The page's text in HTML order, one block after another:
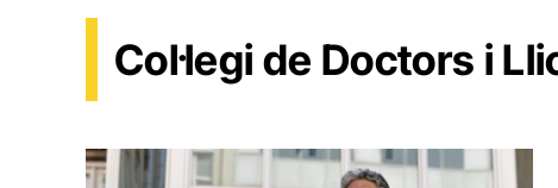
Col·legi de Doctors i